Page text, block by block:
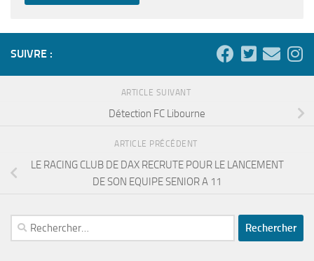
SUIVRE :
ARTICLE SUIVANT
Détection FC Libourne
ARTICLE PRÉCÉDENT
LE RACING CLUB DE DAX RECRUTE POUR LE LANCEMENT
DE SON EQUIPE SENIOR A 11
Rechercher :